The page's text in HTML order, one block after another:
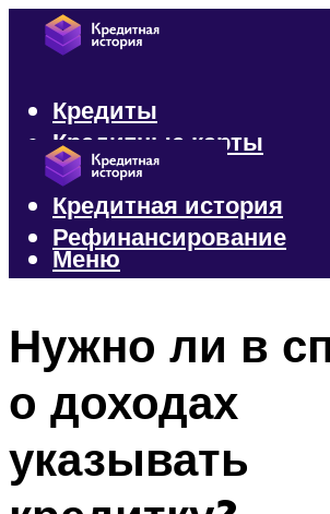
Кредиты
Кредитные карты
Микрозаймы
Кредитная история
Рефинансирование
Меню
Нужно ли в
о доходах
указывать